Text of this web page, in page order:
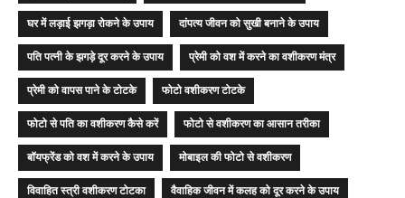
घर में लड़ाई झगड़ा रोकने के उपाय
दांपत्य जीवन को सुखी बनाने के उपाय
पति पत्नी के झगड़े दूर करने के उपाय
प्रेमी को वश में करने का वशीकरण मंत्र
प्रेमी को वापस पाने के टोटके
फोटो वशीकरण टोटके
फोटो से पति का वशीकरण कैसे करें
फोटो से वशीकरण का आसान तरीका
बॉयफ्रेंड को वश में करने के उपाय
मोबाइल की फोटो से वशीकरण
विवाहित स्त्री वशीकरण टोटका
वैवाहिक जीवन में कलह को दूर करने के उपाय